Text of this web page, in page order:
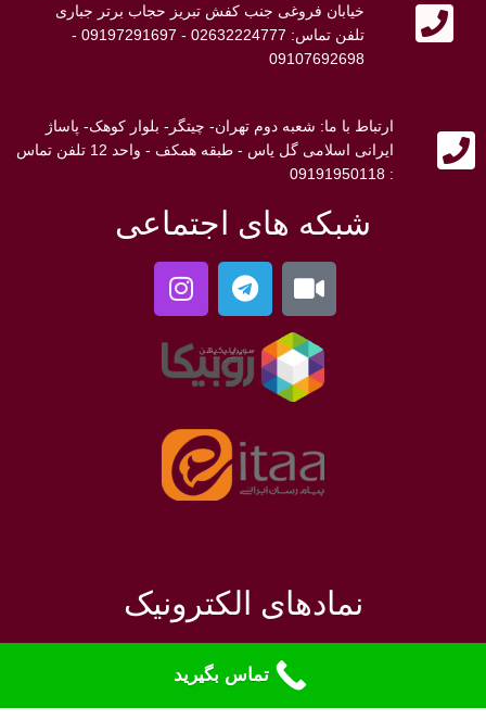
خیابان فروغی جنب کفش تبریز حجاب برتر جباری
تلفن تماس: 02632224777 - 09197291697 -
09107692698
ارتباط با ما: شعبه دوم تهران- چیتگر- بلوار کوهک- پاساژ
ایرانی اسلامی گل یاس - طبقه همکف - واحد 12 تلفن تماس
: 09191950118
شبکه های اجتماعی
نمادهای الکترونیک
تماس بگیرید